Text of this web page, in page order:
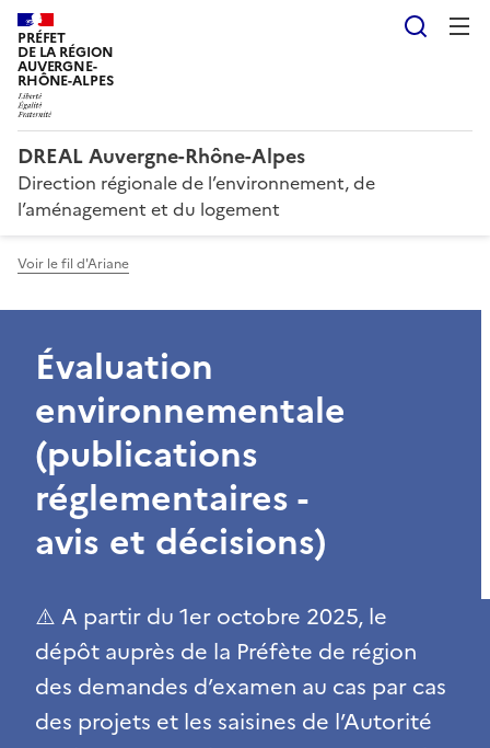
PRÉFET
DE LA RÉGION
AUVERGNE-
RHÔNE-ALPES
DREAL Auvergne-Rhône-Alpes
Direction régionale de l’environnement, de
l’aménagement et du logement
Voir le fil d'Ariane
Évaluation
environnementale
(publications
réglementaires -
avis et décisions)
⚠️ A partir du 1er octobre 2025, le
dépôt auprès de la Préfète de région
des demandes d’examen au cas par cas
des projets et les saisines de l’Autorité